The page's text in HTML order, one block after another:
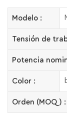
Modelo :
Tensión de
Potencia
Color :
Orden (MOQ) :